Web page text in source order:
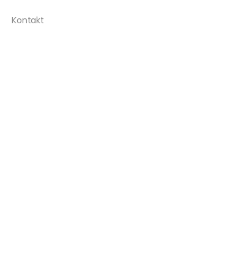
Kontakt